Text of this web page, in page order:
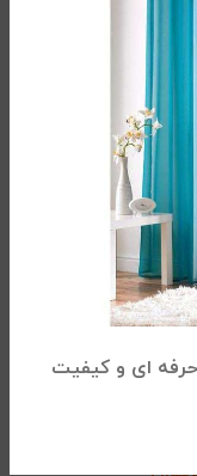
ای و کیفیت
در تولید لحاف
است.
می توان به: